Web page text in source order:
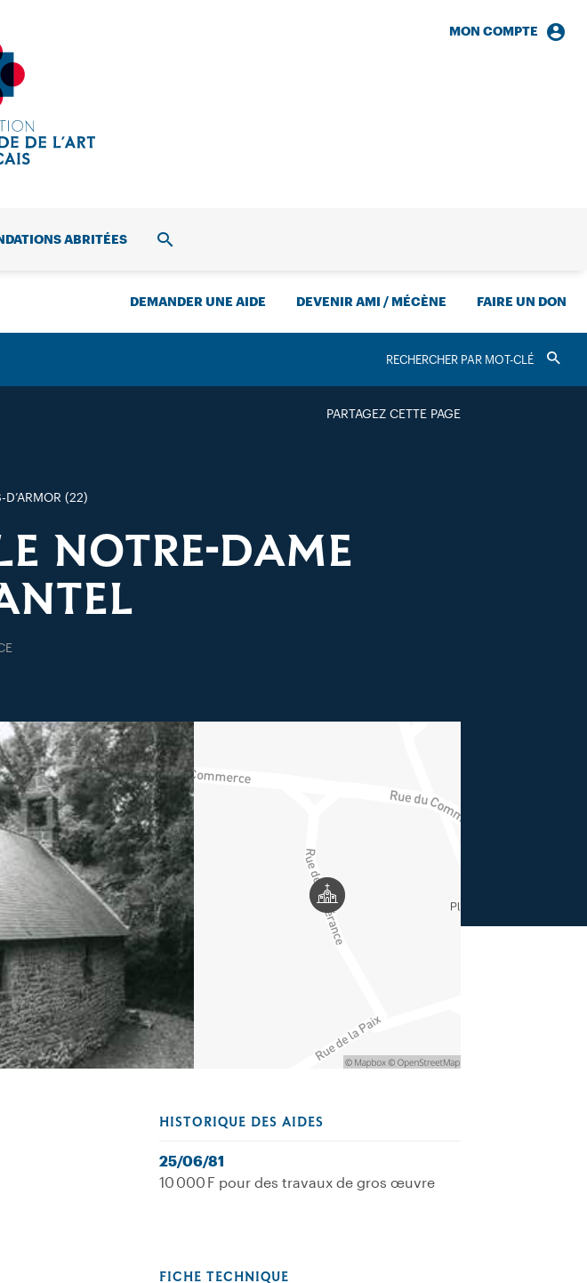
MON COMPTE
ABRITÉES RECHERCHE
DEMANDER UNE AIDE DEVENIR AMI / MÉCÈNE FAIRE UN DON
Valider
PARTAGEZ CETTE PAGE
D’ARMOR (22)
NOTRE-DAME
HISTORIQUE DES AIDES
25/06/81
10 000 F pour des travaux de gros œuvre
FICHE TECHNIQUE